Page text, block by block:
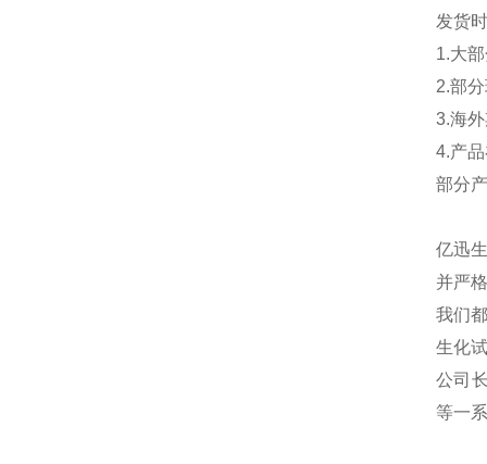
发货
1.大
2.部
3.海
4.产
部分
亿迅
并严
我们
生化
公司
等一